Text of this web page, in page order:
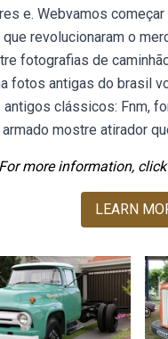
e. Webvamos
revolucionaram o
fotografias de
fotos antigas do brasil
clássicos: Fnm,
mostre atirador
For more information,
LEARN